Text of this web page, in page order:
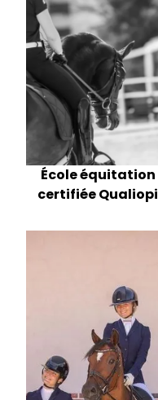
École équitation
certifiée Qualiopi